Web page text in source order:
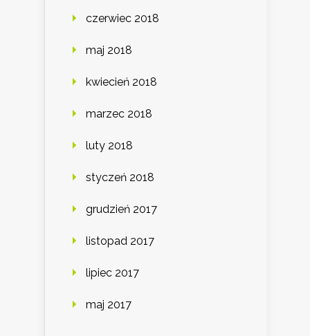
czerwiec 2018
maj 2018
kwiecień 2018
marzec 2018
luty 2018
styczeń 2018
grudzień 2017
listopad 2017
lipiec 2017
maj 2017